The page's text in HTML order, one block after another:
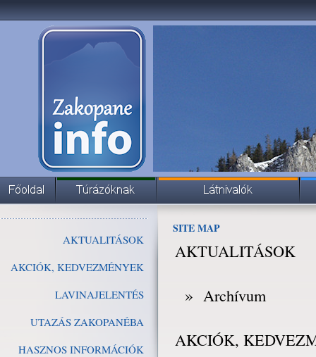
AKTUALITÁSOK
AKCIÓK, KEDVEZMÉNYEK
LAVINAJELENTÉS
UTAZÁS ZAKOPANÉBA
HASZNOS INFORMÁCIÓK
SITE MAP
AKTUALITÁSOK
» Archívum
AKCIÓK,